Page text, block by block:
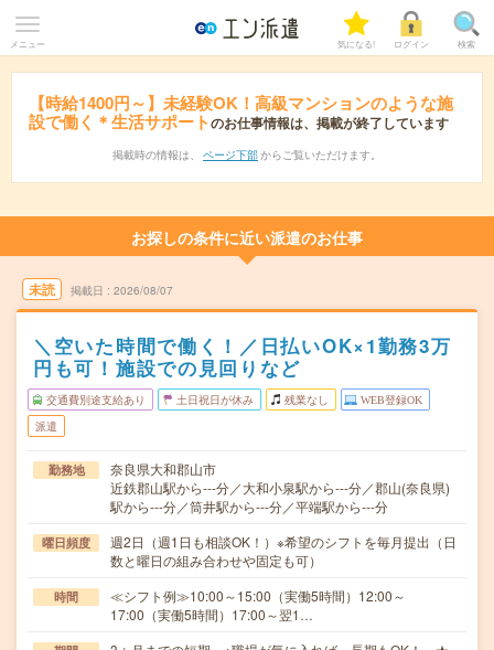
メニュー 気になる! ログイン 検索
【時給1400円～】未経験OK！高級マンションのような施
設で働く＊生活サポートのお仕事情報は、掲載が終了しています
掲載時の情報は、 ページ下部 からご覧いただけます。
お探しの条件に近い派遣のお仕事
未読 掲載日 2026/08/07
＼空いた時間で働く！／日払いOK×1勤務3万
円も可！施設での見回りなど
交通費別途支給あり 土日祝日が休み 残業なし WEB登録OK
派遣
勤務地
奈良県大和郡山市
近鉄郡山駅から---分／大和小泉駅から---分／郡山(奈良県)
駅から---分／筒井駅から---分／平端駅から---分
曜日頻度
週2日（週1日も相談OK！）※希望のシフトを毎月提出（日
数と曜日の組み合わせや固定も可）
時間
≪シフト例≫10:00～15:00（実働5時間）12:00～
17:00（実働5時間）17:00～翌1…